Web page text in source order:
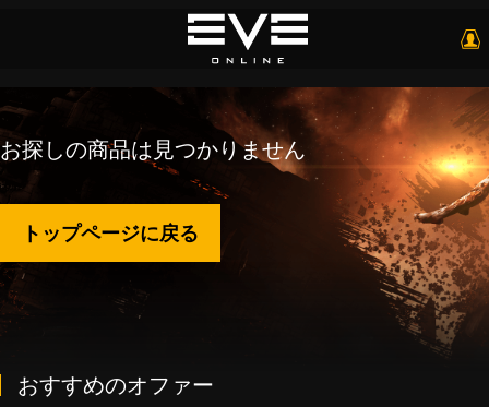
お探しの商品は見つかりません
トップページに戻る
おすすめのオファー